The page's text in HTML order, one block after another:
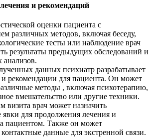
и рекомендаций
оценки пациента с
различных методов, включая беседу,
тесты или наблюдение врач
результаты предыдущих обследований и
анализов.
данных психиатр разрабатывает
и рекомендации для пациента. Он может
методы , включая психотерапию,
вмешательство или другие техники.
визита врач может назначить
для продолжения лечения и
пациентом. Также он может
контактные данные для экстренной связи.